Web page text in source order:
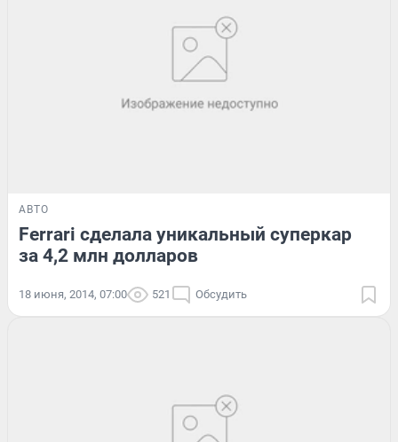
АВТО
Ferrari сделала уникальный суперкар
за 4,2 млн долларов
18 июня, 2014, 07:00 521 Обсудить